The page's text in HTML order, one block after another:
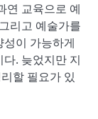
연 교육으로 예
리고 예술가를
이 가능하게
. 늦었지만 지
할 필요가 있